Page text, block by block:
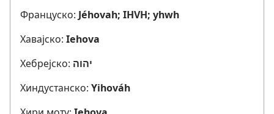
Француско: Jéhovah; IHVH; yhwh
Хавајско: Iehova
Хебрејско: יהוה
Хиндустанско: Yihováh